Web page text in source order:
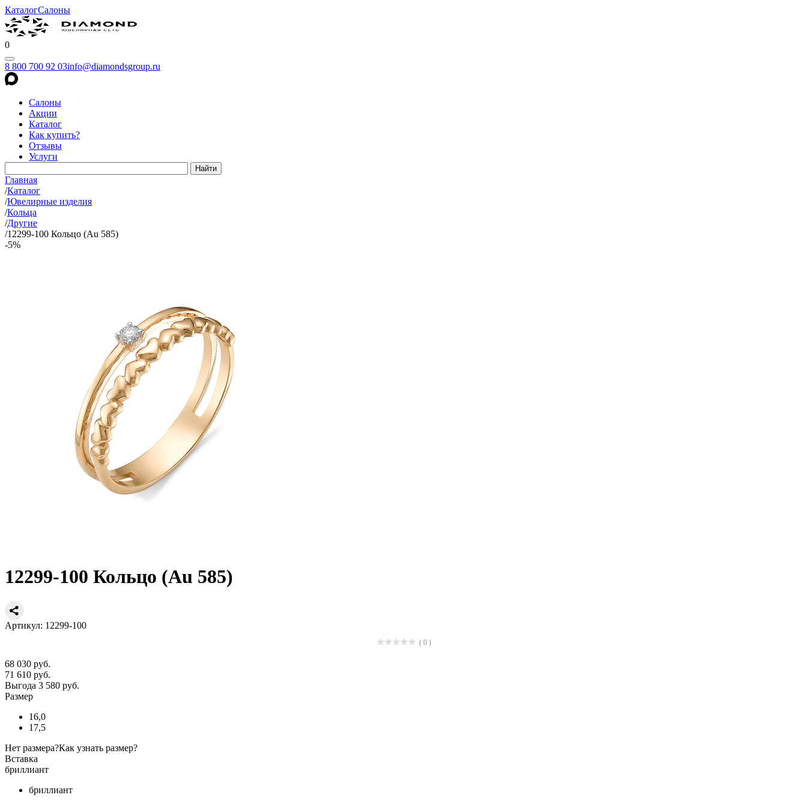
КаталогСалоны
0
8 800 700 92 03info@diamondsgroup.ru
Салоны
Акции
Каталог
Как купить?
Отзывы
Услуги
Главная
/Каталог
/Ювелирные изделия
/Кольца
/Другие
/12299-100 Кольцо (Au 585)
-5%
12299-100 Кольцо (Au 585)
Артикул: 12299-100
( 0 )
68 030 руб.
71 610 руб.
Выгода 3 580 руб.
Размер
16,0
17,5
Нет размера?Как узнать размер?
Вставка
бриллиант
бриллиант